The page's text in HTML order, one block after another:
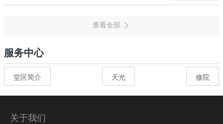
服务中心
堂区简介 天光 修院
关于我们